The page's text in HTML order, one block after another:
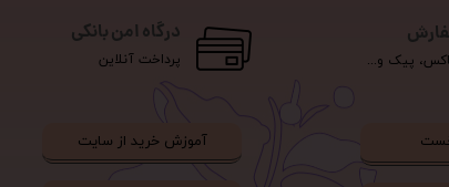
پیک و...
درگاه امن بانکی
پرداخت آنلاین
آموزش خرید از سایت